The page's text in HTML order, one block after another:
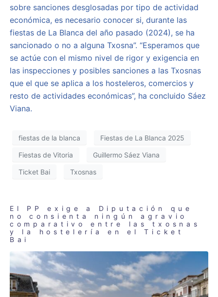
sobre sanciones desglosadas por tipo de actividad
económica, es necesario conocer si, durante las
fiestas de La Blanca del año pasado (2024), se ha
sancionado o no a alguna Txosna”. “Esperamos que
se actúe con el mismo nivel de rigor y exigencia en
las inspecciones y posibles sanciones a las Txosnas
que el que se aplica a los hosteleros, comercios y
resto de actividades económicas”, ha concluido Sáez
Viana.
fiestas de la blanca Fiestas de La Blanca 2025
Fiestas de Vitoria Guillermo Sáez Viana
Ticket Bai Txosnas
El PP exige a Diputación que
no consienta ningún agravio
comparativo entre las txosnas
y la hostelería en el Ticket
Bai